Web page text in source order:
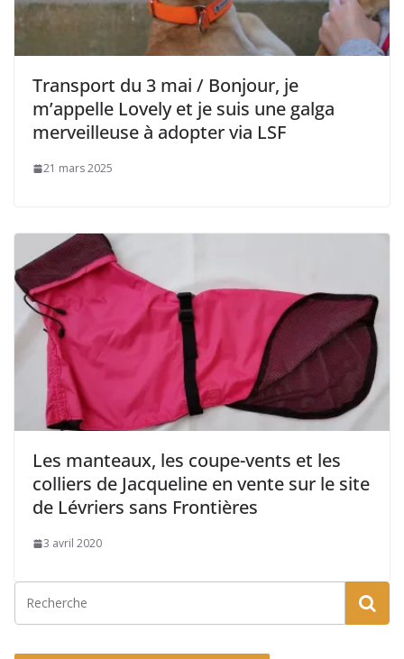
Transport du 3 mai / Bonjour, je
m’appelle Lovely et je suis une galga
merveilleuse à adopter via LSF
21 mars 2025
Les manteaux, les coupe-vents et les
colliers de Jacqueline en vente sur le site
de Lévriers sans Frontières
3 avril 2020